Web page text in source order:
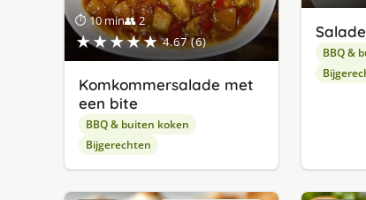
⏱ 10 min👥 2
★★★★★ 4.67 (6)
Komkommersalade met
een bite
BBQ & buiten koken
Bijgerechten
BBQ &